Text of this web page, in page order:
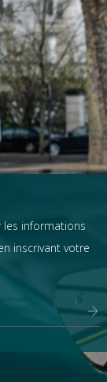
tout
certains,
On a donc
qui ont
créant
grandes
En
informations
inscrivant votre